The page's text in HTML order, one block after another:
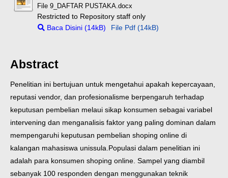
File 9_DAFTAR PUSTAKA.docx
Restricted to Repository staff only
Baca Disini (14kB)
File Pdf (14kB)
Abstract
Penelitian ini bertujuan untuk mengetahui apakah kepercayaan,
reputasi vendor, dan profesionalisme berpengaruh terhadap
keputusan pembelian melaui sikap konsumen sebagai variabel
intervening dan menganalisis faktor yang paling dominan dalam
mempengaruhi keputusan pembelian shoping online di
kalangan mahasiswa unissula. Populasi dalam penelitian ini
adalah para konsumen shoping online. Sampel yang diambil
sebanyak 100 responden dengan menggunakan teknik